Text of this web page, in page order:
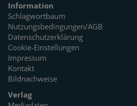
Information
Schlagwortbaum
Nutzungsbedingungen/AGB
Datenschutzerklärung
Cookie-Einstellungen
Impressum
Kontakt
Bildnachweise
Verlag